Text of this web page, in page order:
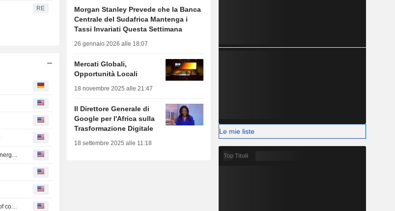
RE
Britain's FTSE indexes climb as consumer earnings boost offsets banks, energy drag
EM stocks mixed, currencies muted as Mideast escalation shows no sign of cooling
Morgan Stanley Prevede che la Banca
Centrale del Sudafrica Mantenga i
Tassi Invariati Questa Settimana
26 gennaio 2026 alle 18:07
Mercati Globali,
Opportunità Locali
18 novembre 2025 alle 21:47
Il Direttore Generale di
Google per l'Africa sulla
Trasformazione Digitale
18 settembre 2025 alle 11:18
Le mie liste
Top Titoli